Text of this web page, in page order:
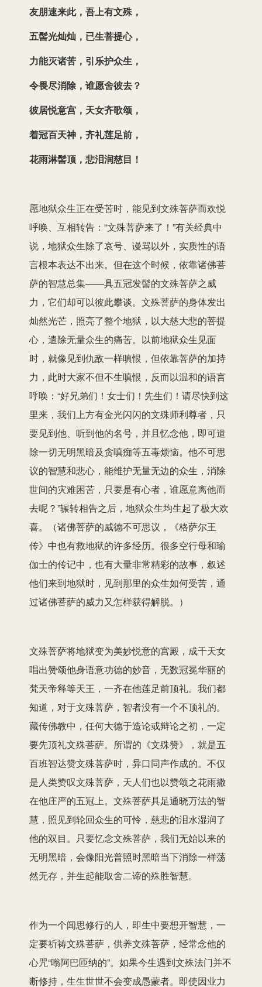
友朋速来此，吾上有文殊，
五髻光灿灿，已生菩提心，
力能灭诸苦，引乐护众生，
令畏尽消除，谁愿舍彼去？
彼居悦意宫，天女齐歌颂，
着冠百天神，齐礼莲足前，
花雨淋髻顶，悲泪润慈目！
愿地狱众生正在受苦时，能见到文殊菩萨而欢悦
呼唤、互相转告：“文殊菩萨来了！”有关经典中
说，地狱众生除了哀号、谩骂以外，实质性的语
言根本表达不出来。但在这个时候，依靠诸佛菩
萨的智慧总集——具五冠发髻的文殊菩萨之威
力，它们却可以彼此攀谈。文殊菩萨的身体发出
灿然光芒，照亮了整个地狱，以大慈大悲的菩提
心，遣除无量众生的痛苦。以前地狱众生见面
时，就像见到仇敌一样嗔恨，但依靠菩萨的加持
力，此时大家不但不生嗔恨，反而以温和的语言
呼唤：“好兄弟们！女士们！先生们！请尽快到这
里来，我们上方有金光闪闪的文殊师利尊者，只
要见到他、听到他的名号，并且忆念他，即可遣
除一切无明黑暗及贪嗔痴等五毒烦恼。他不可思
议的智慧和悲心，能维护无量无边的众生，消除
世间的灾难困苦，只要是有心者，谁愿意离他而
去呢？”辗转相告之后，地狱众生均生起了极大欢
喜。（诸佛菩萨的威德不可思议，《格萨尔王
传》中也有救地狱的许多经历。很多空行母和瑜
伽士的传记中，也有大量非常精彩的故事，叙述
他们来到地狱时，见到那里的众生如何受苦，通
过诸佛菩萨的威力又怎样获得解脱。）
文殊菩萨将地狱变为美妙悦意的宫殿，成千天女
唱出赞颂他身语意功德的妙音，无数冠冕华丽的
梵天帝释等天王，一齐在他莲足前顶礼。我们都
知道，对于文殊菩萨，智者没有一个不顶礼的。
藏传佛教中，任何大德于造论或辩论之初，一定
要先顶礼文殊菩萨。所谓的《文殊赞》，就是五
百班智达赞文殊菩萨时，异口同声作成的。不仅
是人类赞叹文殊菩萨，天人们也以赞颂之花雨撒
在他庄严的五冠上。文殊菩萨具足通晓万法的智
慧，照见到轮回众生的可怜，慈悲的泪水湿润了
他的双目。只要忆念文殊菩萨，我们无始以来的
无明黑暗，会像阳光普照时黑暗当下消除一样荡
然无存，并生起能取舍二谛的殊胜智慧。
作为一个闻思修行的人，即生中要想开智慧，一
定要祈祷文殊菩萨，供养文殊菩萨，经常念他的
心咒“嗡阿巴匝纳的”。如果今生遇到文殊法门并不
断修持，生生世世不会变成愚蒙者。即使因业力